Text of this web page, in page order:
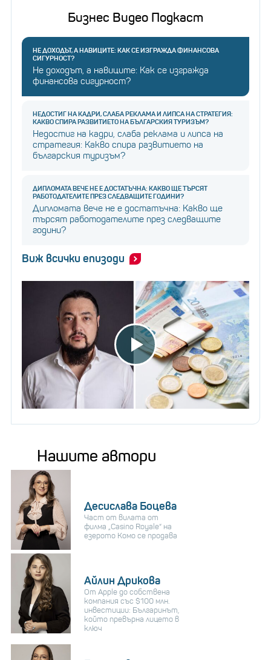
Бизнес Видео Подкаст
НЕ ДОХОДЪТ, А НАВИЦИТЕ: КАК СЕ ИЗГРАЖДА ФИНАНСОВА
СИГУРНОСТ?
Не доходът, а навиците: Как се изгражда
финансова сигурност?
НЕДОСТИГ НА КАДРИ, СЛАБА РЕКЛАМА И ЛИПСА НА СТРАТЕГИЯ:
КАКВО СПИРА РАЗВИТИЕТО НА БЪЛГАРСКИЯ ТУРИЗЪМ?
Недостиг на кадри, слаба реклама и липса на
стратегия: Какво спира развитието на
българския туризъм?
ДИПЛОМАТА ВЕЧЕ НЕ Е ДОСТАТЪЧНА: КАКВО ЩЕ ТЪРСЯТ
РАБОТОДАТЕЛИТЕ ПРЕЗ СЛЕДВАЩИТЕ ГОДИНИ?
Дипломата вече не е достатъчна: Какво ще
търсят работодателите през следващите
години?
Виж всички епизоди
Нашите автори
Десислава Боцева
Част от вилата от
филма „Casino Royale“ на
езерото Комо се продава
Айлин Дрикова
От Apple до собствена
компания със $100 млн.
инвестиции: Българинът,
който превърна лицето в
ключ